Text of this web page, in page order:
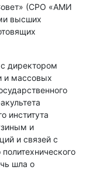
(СРО «АМИ
высших
директором
и массовых
института
и
и связей с
шла о